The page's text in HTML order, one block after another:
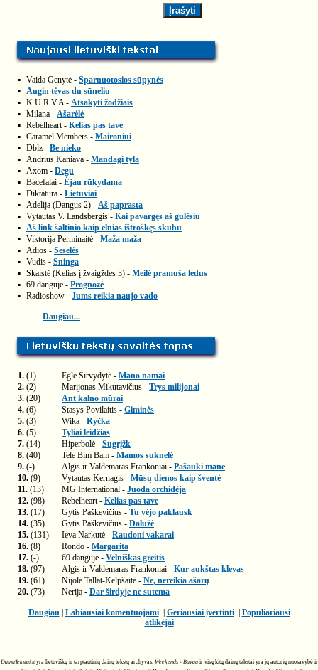
▪ Vaida Genytė - Sparnuotosios sūpynės
▪ Augin tėvas du sūneliu
▪ K.U.R.V.A - Atsakyti žodžiais
▪ Milana - Ašarėlė
▪ Rebelheart - Kelias pas tave
▪ Caramel Members - Maironiui
▪ Dblz - Be nieko
▪ Andrius Kaniava - Mandagi tyla
▪ Axom - Degu
▪ Bacefalai - Ėjau rūkydama
▪ Diktatūra - Lietuviai
▪ Adelija (Dangus 2) - Aš paprasta
▪ Vytautas V. Landsbergis - Kai pavargęs aš gulėsiu
▪ Aš link šaltinio kaip elnias ištroškęs skubu
▪ Viktorija Perminaitė - Maža maža
▪ Adios - Seselės
▪ Vudis - Sninga
▪ Skaistė (Kelias į žvaigždes 3) - Meilė pramuša ledus
▪ 69 danguje - Prognozė
▪ Radioshow - Jums reikia naujo vado
Daugiau...
1. (1) Eglė Sirvydytė - Mano namai
2. (2) Marijonas Mikutavičius - Trys milijonai
3. (20)
Ant kalno mūrai
4. (6) Stasys Povilaitis - Giminės
5. (3) Wika - Ryčka
6. (5)
Tyliai leidžias
7. (14) Hiperbolė - Sugrįžk
8. (40) Tele Bim Bam - Mamos suknelė
9. (-) Algis ir Valdemaras Frankoniai - Pašauki mane
10. (9) Vytautas Kernagis - Mūsų dienos kaip šventė
11. (13) MG International - Juoda orchidėja
12. (98) Rebelheart - Kelias pas tave
13. (17) Gytis Paškevičius - Tu vėjo paklausk
14. (35) Gytis Paškevičius - Dalužė
15. (131) Ieva Narkutė - Raudoni vakarai
16. (8) Rondo - Margarita
17. (-) 69 danguje - Velniškas greitis
18. (97) Algis ir Valdemaras Frankoniai - Kur aukštas klevas
19. (61) Nijolė Tallat-Kelpšaitė - Ne, nereikia ašarų
20. (73) Nerija - Dar širdyje ne sutema
Daugiau| Labiausiai komentuojami| Geriausiai įvertinti| Populiariausi
atlikėjai
DainuTekstai.ltyra lietuviškų ir tarptautinių dainų tekstų archyvas. Weekends - Buvauir visų kitų dainų tekstai yra jų autorių nuosavybė ir